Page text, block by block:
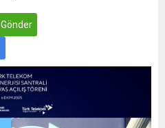
Gönder